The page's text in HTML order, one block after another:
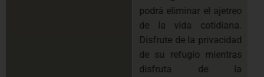
podrá eliminar el ajetreo
de la vida cotidiana.
Disfrute de la privacidad
de su refugio mientras
disfruta de la